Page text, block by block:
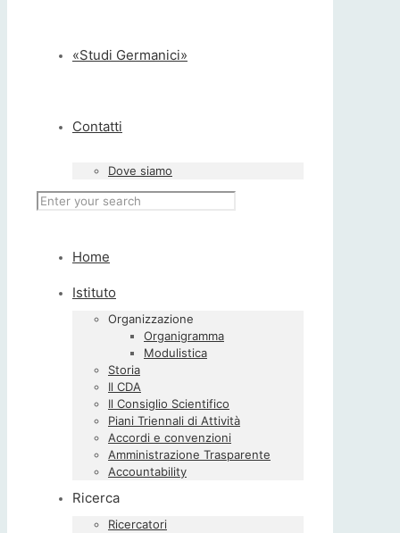
«Studi Germanici»
Contatti
Dove siamo
Home
Istituto
Organizzazione
Organigramma
Modulistica
Storia
Il CDA
Il Consiglio Scientifico
Piani Triennali di Attività
Accordi e convenzioni
Amministrazione Trasparente
Accountability
Ricerca
Ricercatori